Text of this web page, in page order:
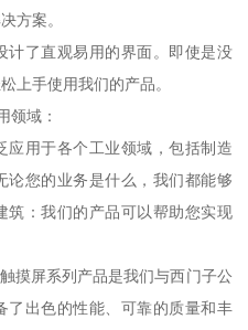
方案。
计了直观易用的界面。即使是没
上手使用我们的产品。
领域：
应用于各个工业领域，包括制造
论您的业务是什么，我们都能够
筑：我们的产品可以帮助您实现
屏系列产品是我们与西门子公
了出色的性能、可靠的质量和丰